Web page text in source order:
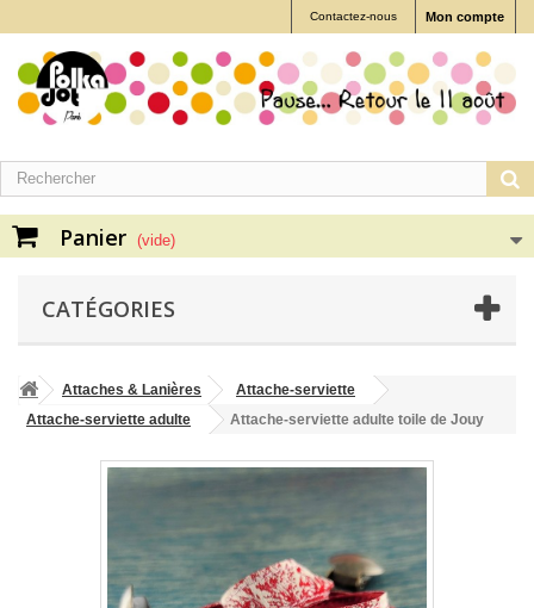
Mon compte
Contactez-nous
Panier (vide)
CATÉGORIES
Attaches & Lanières
Attache-serviette
Attache-serviette adulte
Attache-serviette adulte toile de Jouy